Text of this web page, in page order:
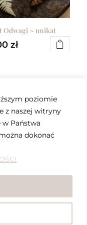
poziomie
z naszej witryny
w Państwa
dokonać
Odwagi ~ unikat
zł